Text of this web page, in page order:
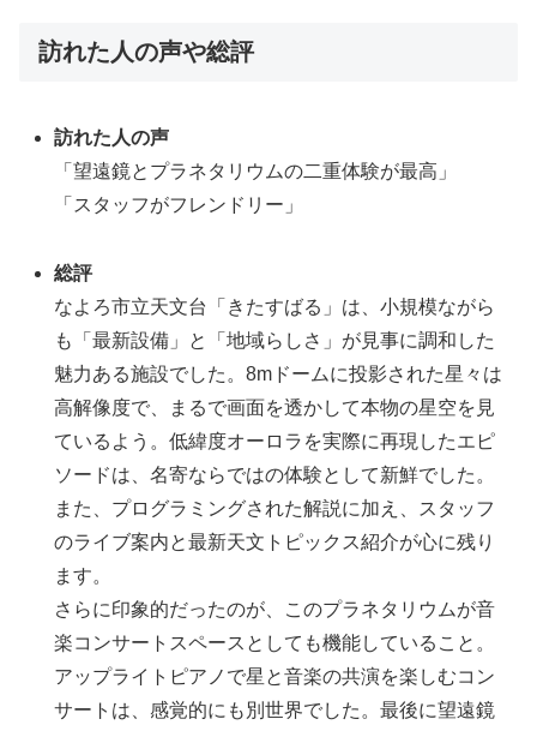
訪れた人の声や総評
訪れた人の声
「望遠鏡とプラネタリウムの二重体験が最高」
「スタッフがフレンドリー」
総評
なよろ市立天文台「きたすばる」は、小規模ながら
も「最新設備」と「地域らしさ」が見事に調和した
魅力ある施設でした。8mドームに投影された星々は
高解像度で、まるで画面を透かして本物の星空を見
ているよう。低緯度オーロラを実際に再現したエピ
ソードは、名寄ならではの体験として新鮮でした。
また、プログラミングされた解説に加え、スタッフ
のライブ案内と最新天文トピックス紹介が心に残り
ます。
さらに印象的だったのが、このプラネタリウムが音
楽コンサートスペースとしても機能していること。
アップライトピアノで星と音楽の共演を楽しむコン
サートは、感覚的にも別世界でした。最後に望遠鏡